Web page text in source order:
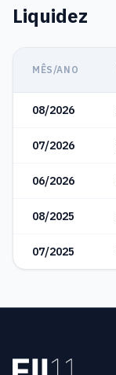
Liquidez
MÊS/ANO
08/2026
07/2026
06/2026
08/2025
07/2025